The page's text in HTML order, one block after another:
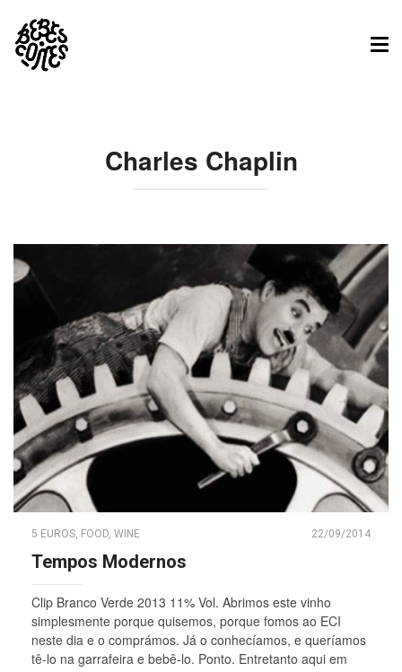
Charles Chaplin
5 EUROS FOOD WINE 22/09/2014
Tempos Modernos
Clip Branco Verde 2013 11% Vol. Abrimos este vinho
simplesmente porque quisemos, porque fomos ao ECI
neste dia e o comprámos. Já o conhecíamos, e queríamos
tê-lo na garrafeira e bebê-lo. Ponto. Entretanto aqui em